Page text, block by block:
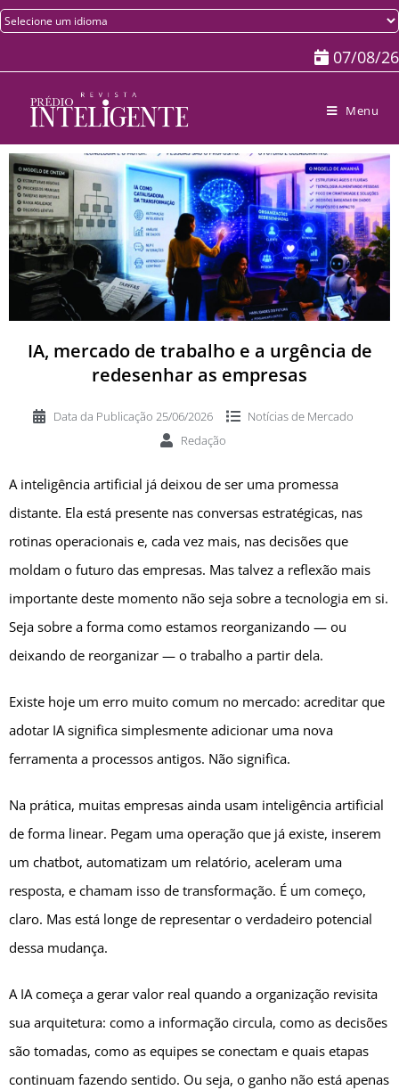
07/08/26
Menu
IA, mercado de trabalho e a urgência de
redesenhar as empresas
Data da Publicação 25/06/2026 Notícias de Mercado
Redação
A inteligência artificial já deixou de ser uma promessa
distante. Ela está presente nas conversas estratégicas, nas
rotinas operacionais e, cada vez mais, nas decisões que
moldam o futuro das empresas. Mas talvez a reflexão mais
importante deste momento não seja sobre a tecnologia em si.
Seja sobre a forma como estamos reorganizando — ou
deixando de reorganizar — o trabalho a partir dela.
Existe hoje um erro muito comum no mercado: acreditar que
adotar IA significa simplesmente adicionar uma nova
ferramenta a processos antigos. Não significa.
Na prática, muitas empresas ainda usam inteligência artificial
de forma linear. Pegam uma operação que já existe, inserem
um chatbot, automatizam um relatório, aceleram uma
resposta, e chamam isso de transformação. É um começo,
claro. Mas está longe de representar o verdadeiro potencial
dessa mudança.
A IA começa a gerar valor real quando a organização revisita
sua arquitetura: como a informação circula, como as decisões
são tomadas, como as equipes se conectam e quais etapas
continuam fazendo sentido. Ou seja, o ganho não está apenas